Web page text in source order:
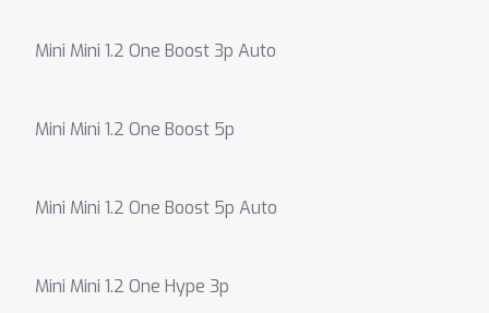
Mini Mini 1.2 One Boost 3p Auto
Mini Mini 1.2 One Boost 5p
Mini Mini 1.2 One Boost 5p Auto
Mini Mini 1.2 One Hype 3p